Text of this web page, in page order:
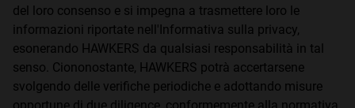
del loro consenso e si impegna a trasmettere loro le
informazioni riportate nell'Informativa sulla privacy,
esonerando HAWKERS da qualsiasi responsabilità in tal
senso. Ciononostante, HAWKERS potrà accertarsene
svolgendo delle verifiche periodiche e adottando misure